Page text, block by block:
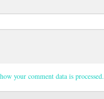
your comment data is processed.